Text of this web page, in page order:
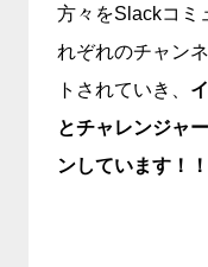
方々をSlackコミ
れぞれのチャン
トされていき、
とチャレンジャ
ンしています！！